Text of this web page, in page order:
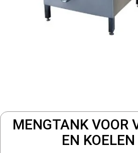
MENGTANK VOOR
EN